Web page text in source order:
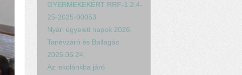
GYERMEKEKÉRT RRF-1.2.4-
25-2025-00053
Nyári ügyeleti napok 2026.
Tanévzáró és Ballagás
2026.06.24.
Az iskolánkba járó